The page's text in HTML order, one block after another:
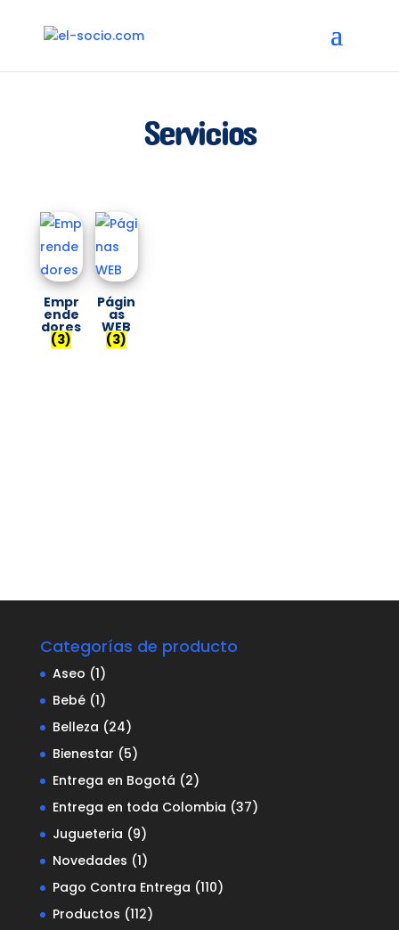
Servicios
Empr
ende
dores
(3)
Págin
as
WEB
(3)
Categorías de producto
Aseo (1)
Bebé (1)
Belleza (24)
Bienestar (5)
Entrega en Bogotá (2)
Entrega en toda Colombia (37)
Jugueteria (9)
Novedades (1)
Pago Contra Entrega (110)
Productos (112)